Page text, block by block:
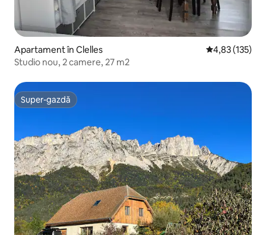
Apartament în Clelles Scor mediu
4,83 (135)
Studio nou, 2 camere, 27 m2
Super-gazdă
Super-gazdă